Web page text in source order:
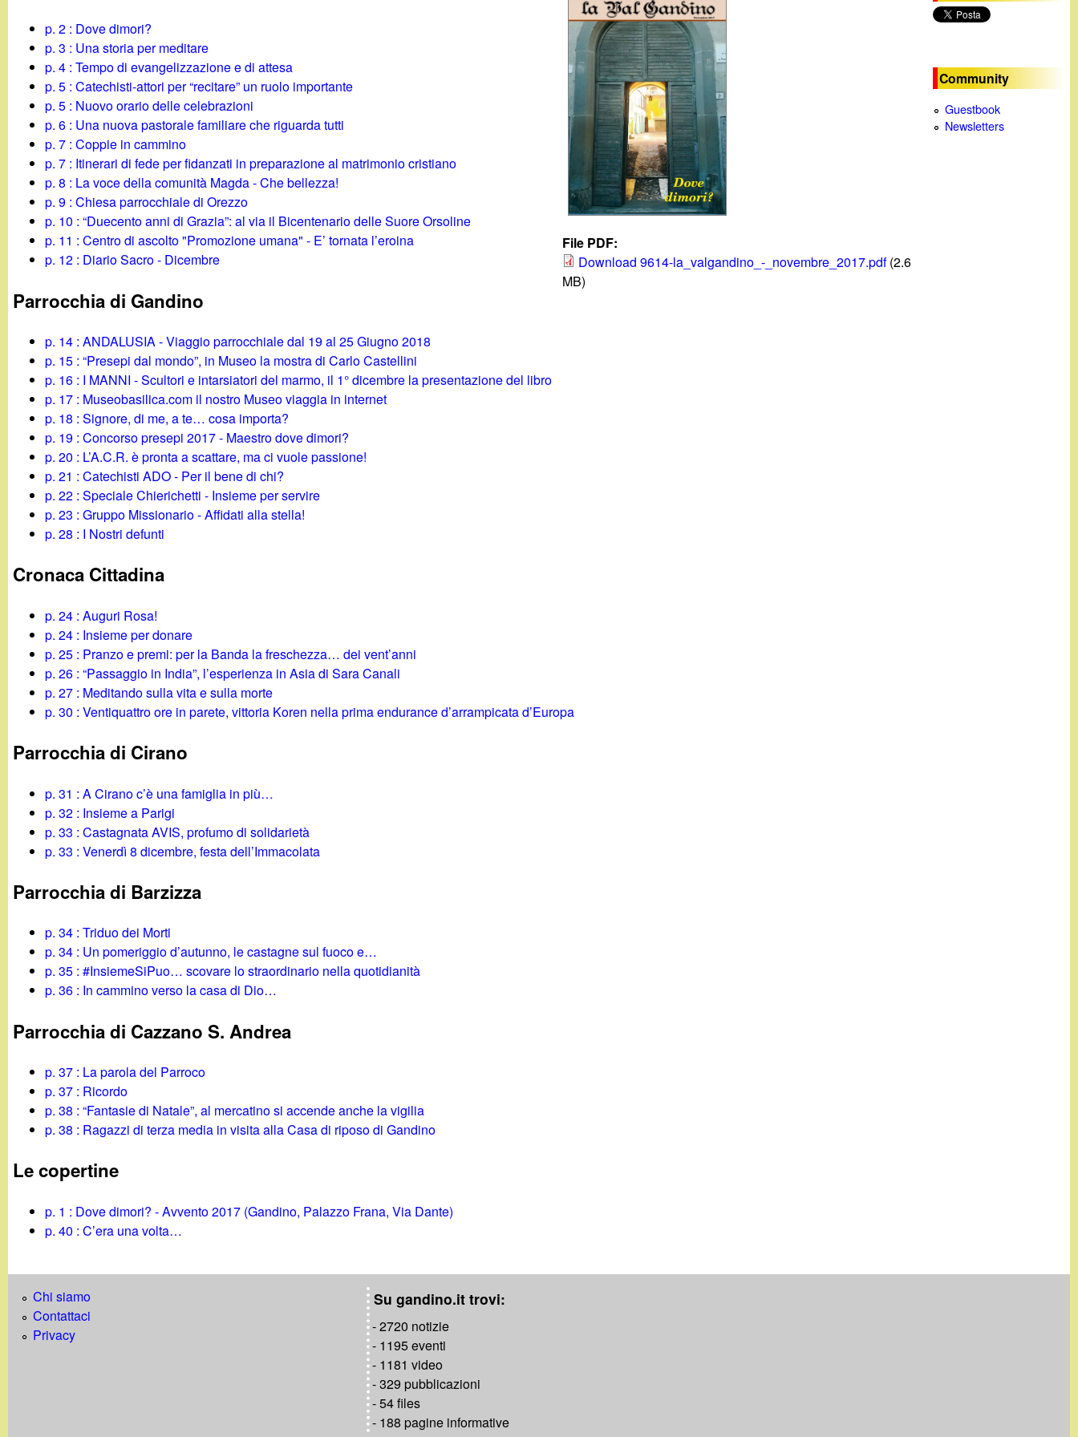
.
File PDF:
Download 9614-la_valgandino_-_novembre_2017.pdf (2.6
MB)
p. 2 : Dove dimori?
p. 3 : Una storia per meditare
p. 4 : Tempo di evangelizzazione e di attesa
p. 5 : Catechisti-attori per “recitare” un ruolo importante
p. 5 : Nuovo orario delle celebrazioni
p. 6 : Una nuova pastorale familiare che riguarda tutti
p. 7 : Coppie in cammino
p. 7 : Itinerari di fede per fidanzati in preparazione al matrimonio cristiano
p. 8 : La voce della comunità Magda - Che bellezza!
p. 9 : Chiesa parrocchiale di Orezzo
p. 10 : “Duecento anni di Grazia”: al via il Bicentenario delle Suore Orsoline
p. 11 : Centro di ascolto "Promozione umana" - E’ tornata l’eroina
p. 12 : Diario Sacro - Dicembre
Parrocchia di Gandino
p. 14 : ANDALUSIA - Viaggio parrocchiale dal 19 al 25 Giugno 2018
p. 15 : “Presepi dal mondo”, in Museo la mostra di Carlo Castellini
p. 16 : I MANNI - Scultori e intarsiatori del marmo, il 1° dicembre la presentazione del libro
p. 17 : Museobasilica.com il nostro Museo viaggia in internet
p. 18 : Signore, di me, a te… cosa importa?
p. 19 : Concorso presepi 2017 - Maestro dove dimori?
p. 20 : L’A.C.R. è pronta a scattare, ma ci vuole passione!
p. 21 : Catechisti ADO - Per il bene di chi?
p. 22 : Speciale Chierichetti - Insieme per servire
p. 23 : Gruppo Missionario - Affidati alla stella!
p. 28 : I Nostri defunti
Cronaca Cittadina
p. 24 : Auguri Rosa!
p. 24 : Insieme per donare
p. 25 : Pranzo e premi: per la Banda la freschezza… dei vent’anni
p. 26 : “Passaggio in India”, l’esperienza in Asia di Sara Canali
p. 27 : Meditando sulla vita e sulla morte
p. 30 : Ventiquattro ore in parete, vittoria Koren nella prima endurance d’arrampicata d’Europa
Parrocchia di Cirano
p. 31 : A Cirano c’è una famiglia in più…
p. 32 : Insieme a Parigi
p. 33 : Castagnata AVIS, profumo di solidarietà
p. 33 : Venerdì 8 dicembre, festa dell’Immacolata
Parrocchia di Barzizza
p. 34 : Triduo dei Morti
p. 34 : Un pomeriggio d’autunno, le castagne sul fuoco e…
p. 35 : #InsiemeSiPuo… scovare lo straordinario nella quotidianità
p. 36 : In cammino verso la casa di Dio…
Parrocchia di Cazzano S. Andrea
p. 37 : La parola del Parroco
p. 37 : Ricordo
p. 38 : “Fantasie di Natale”, al mercatino si accende anche la vigilia
p. 38 : Ragazzi di terza media in visita alla Casa di riposo di Gandino
Le copertine
p. 1 : Dove dimori? - Avvento 2017 (Gandino, Palazzo Frana, Via Dante)
p. 40 : C’era una volta…
Community
Guestbook
Newsletters
Chi siamo
Contattaci
Privacy
Su gandino.it trovi:
- 2720 notizie
- 1195 eventi
- 1181 video
- 329 pubblicazioni
- 54 files
- 188 pagine informative